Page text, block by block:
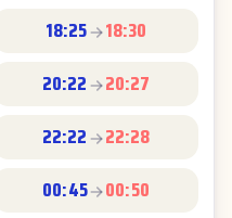
18:25
18:30
20:22
20:27
22:22
22:28
00:45 00:50